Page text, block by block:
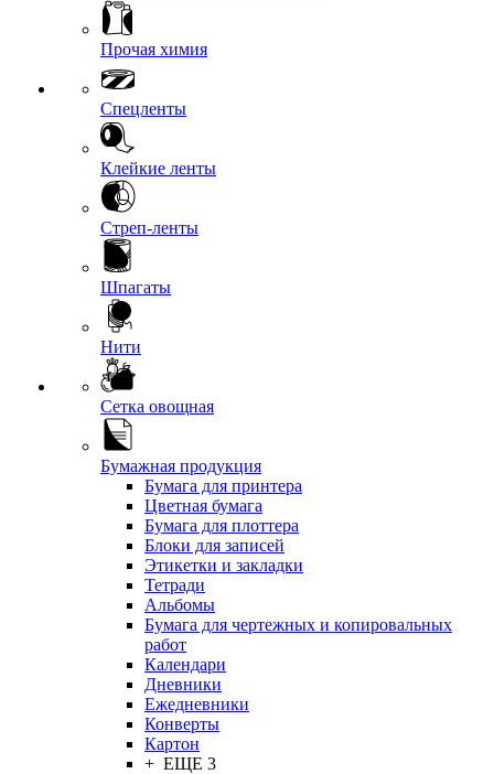
Прочая химия
Спецленты
Клейкие ленты
Стреп-ленты
Шпагаты
Нити
Сетка овощная
Бумажная продукция
Бумага для принтера
Цветная бумага
Бумага для плоттера
Блоки для записей
Этикетки и закладки
Тетради
Альбомы
Бумага для чертежных и копировальных
работ
Календари
Дневники
Ежедневники
Конверты
Картон
+ ЕЩЕ 3